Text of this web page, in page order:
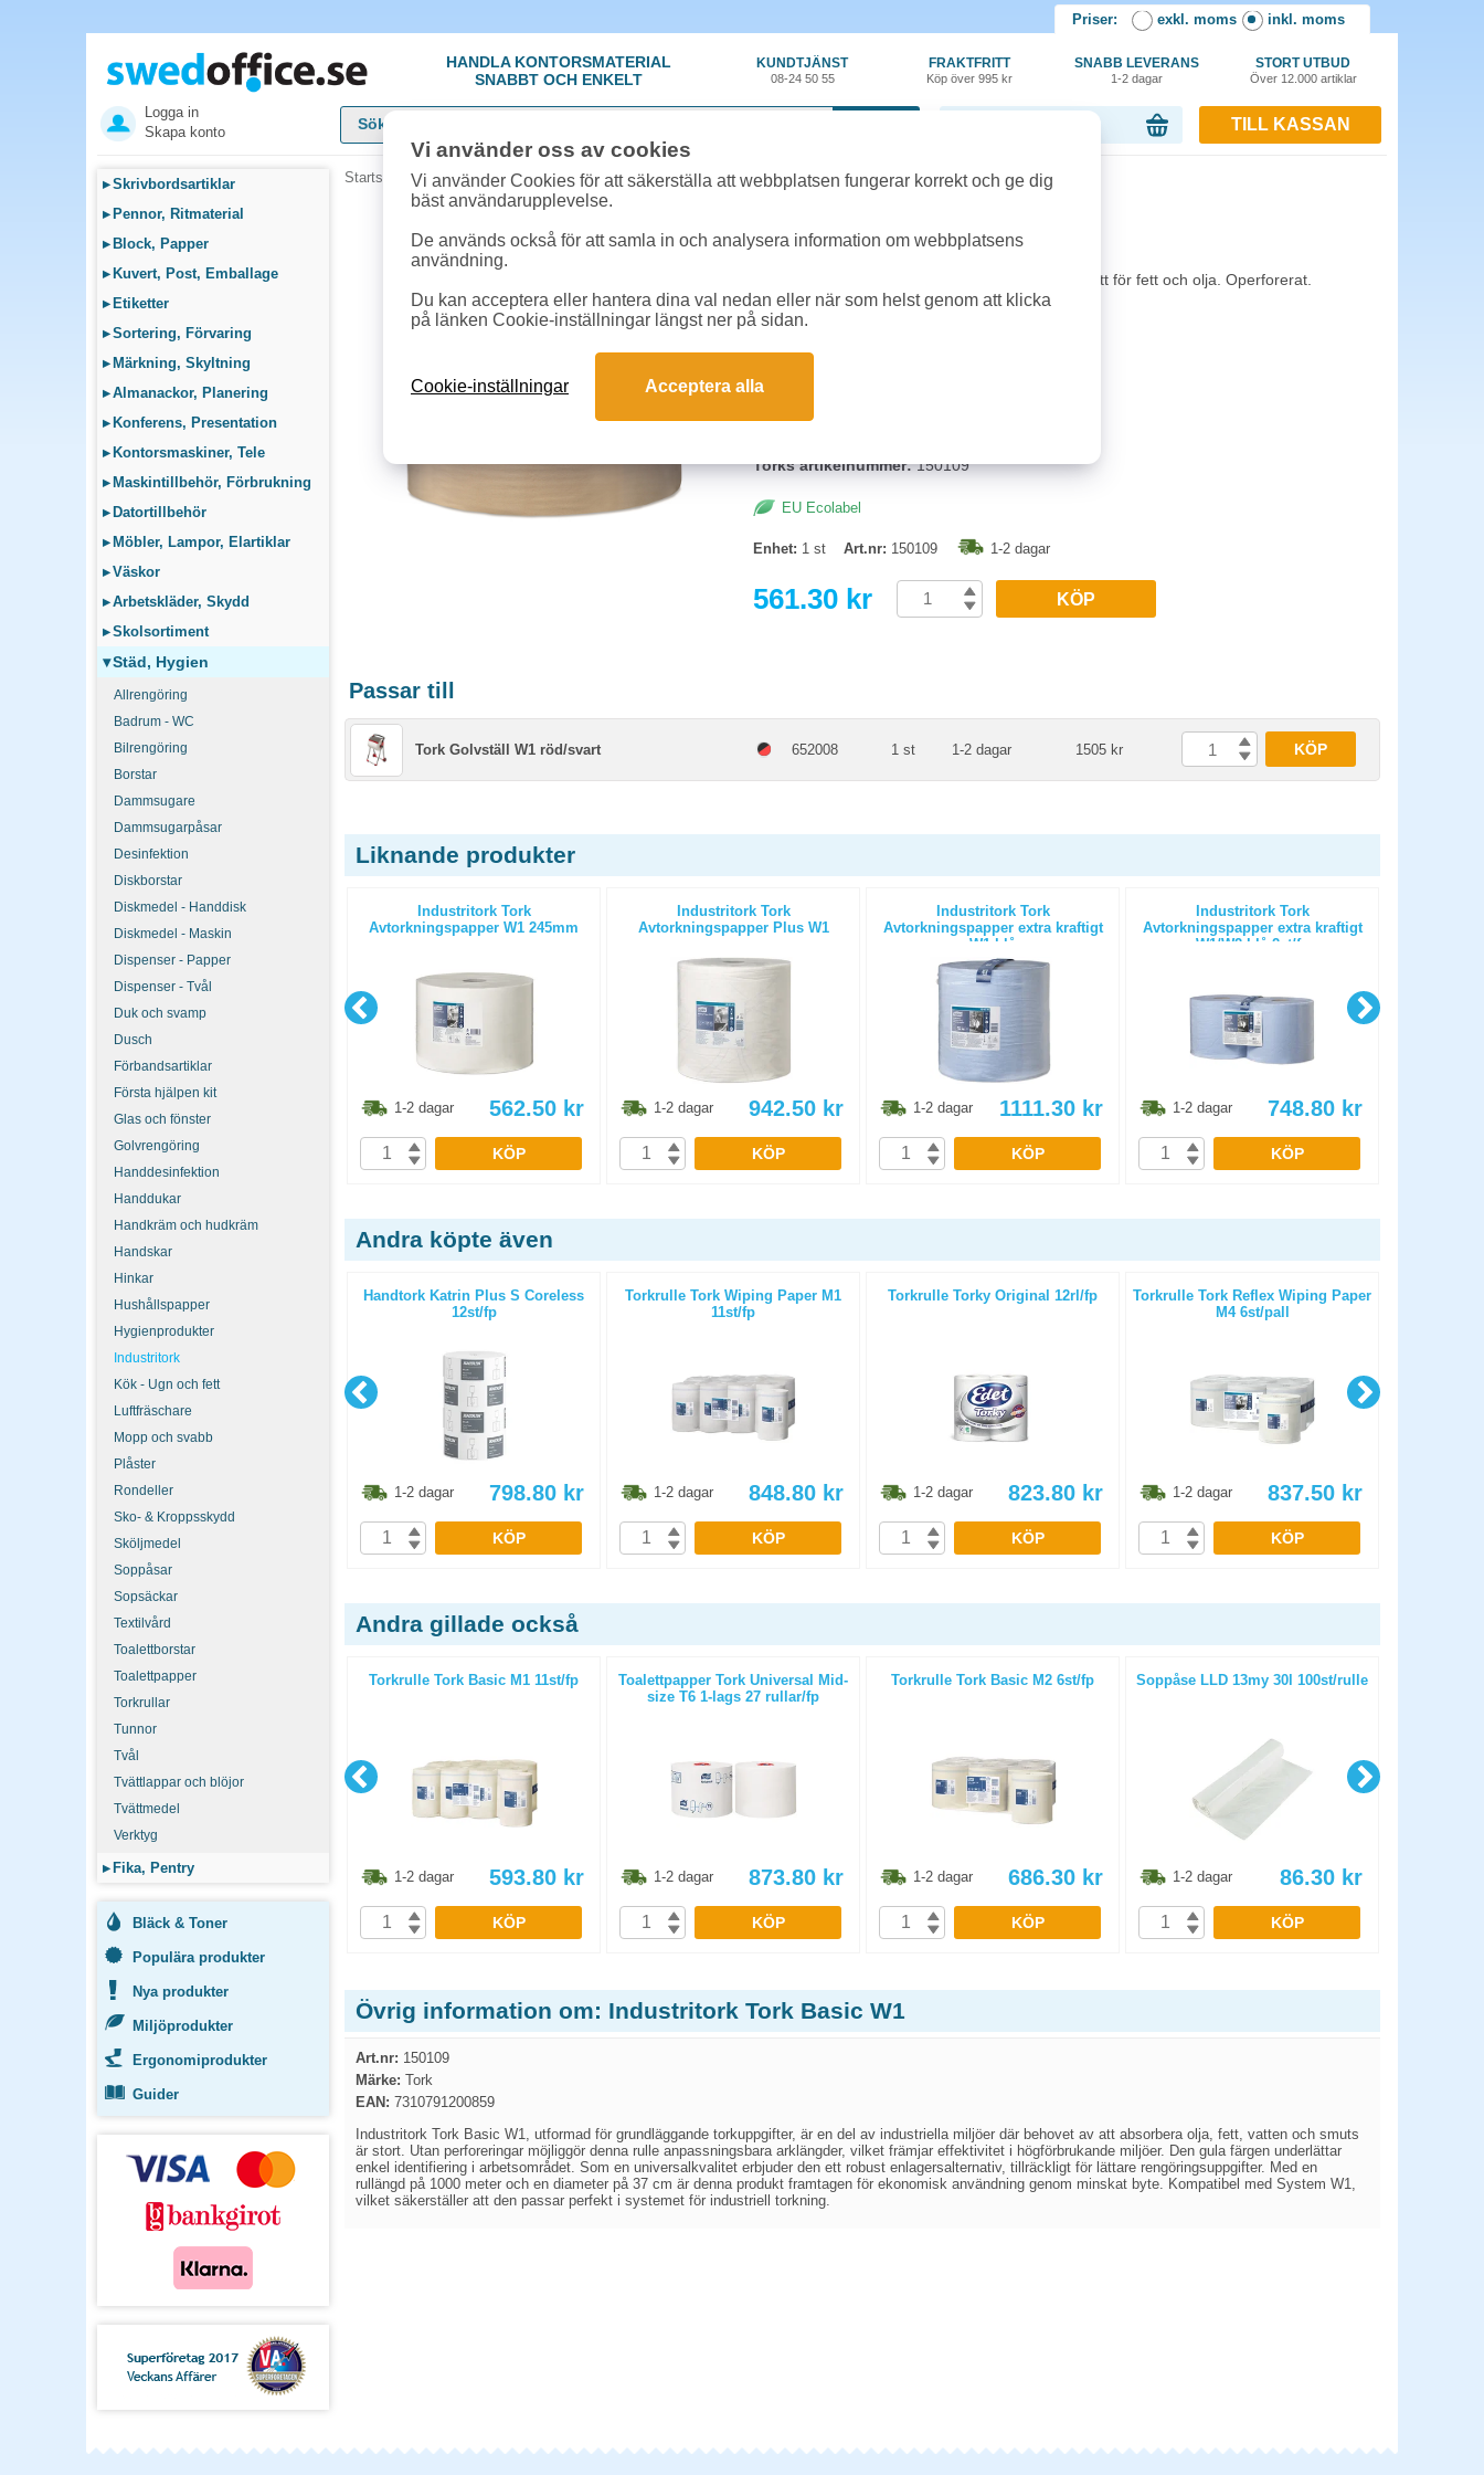
Priser: exkl. moms inkl. moms
HANDLA KONTORSMATERIAL
SNABBT OCH ENKELT
KUNDTJÄNST
08-24 50 55
FRAKTFRITT
Köp över 995 kr
SNABB LEVERANS
1-2 dagar
STORT UTBUD
Över 12.000 artiklar
Logga in
Skapa konto
TILL KASSAN
▸Skrivbordsartiklar
▸ Pennor, Ritmaterial
▸ Block, Papper
▸ Kuvert, Post, Emballage
▸ Etiketter
▸Sortering, Förvaring
▸ Märkning, Skyltning
▸Almanackor, Planering
▸ Konferens, Presentation
▸ Kontorsmaskiner, Tele
▸ Maskintillbehör, Förbrukning
▸ Datortillbehör
▸ Möbler, Lampor, Elartiklar
▸Väskor
▸Arbetskläder, Skydd
▸Skolsortiment
▾Städ, Hygien
Allrengöring
Badrum - WC
Bilrengöring
Borstar
Dammsugare
Dammsugarpåsar
Desinfektion
Diskborstar
Diskmedel - Handdisk
Diskmedel - Maskin
Dispenser - Papper
Dispenser - Tvål
Duk och svamp
Dusch
Förbandsartiklar
Första hjälpen kit
Glas och fönster
Golvrengöring
Handdesinfektion
Handdukar
Handkräm och hudkräm
Handskar
Hinkar
Hushållspapper
Hygienprodukter
Industritork
Kök - Ugn och fett
Luftfräschare
Mopp och svabb
Plåster
Rondeller
Sko- & Kroppsskydd
Sköljmedel
Soppåsar
Sopsäckar
Textilvård
Toalettborstar
Toalettpapper
Torkrullar
Tunnor
Tvål
Tvättlappar och blöjor
Tvättmedel
Verktyg
▸ Fika, Pentry
Bläck & Toner
Populära produkter
Nya produkter
Miljöprodukter
Ergonomiprodukter
Guider
Startsida »Städ, Hygien»Industritork»Industritork Tork Basic W1
Industritork Tork Basic W1
Grovt papper för enklare avtorkning. Särskilt avsett för fett och olja. Operforerat.
System:
Lager:1
Diameter:
Vikt:9,2kg
Torks artikelnummer:150109
EU Ecolabel
Enhet: 1 st Art.nr: 150109 1-2 dagar
561.30 kr KÖP
Passar till
Tork Golvställ W1 röd/svart 652008 1 st 1-2 dagar 1505 kr KÖP
Liknande produkter
Rengöringsduk Tork W8 Slitstark
vit 50st/fp
Industritork Tork
Avtorkningspapper W1 245mm
1-2 dagar 562.50 kr
KÖP
Industritork Tork
Avtorkningspapper Plus W1
1-2 dagar 942.50 kr
KÖP
Industritork Tork
Avtorkningspapper extra kraftigt
W1 blå
1-2 dagar 1111.30 kr
KÖP
Industritork Tork
Avtorkningspapper extra kraftigt
W1/W2 blå 2st/fp
1-2 dagar 748.80 kr
KÖP
Andra köpte även
Kopieringspapper Nordic Office A4
OHÅLAT 80g 5x500st/kartong
1-2 dagar
Handtork Katrin Plus S Coreless
12st/fp
1-2 dagar 798.80 kr
KÖP
Torkrulle Tork Wiping Paper M1
11st/fp
1-2 dagar 848.80 kr
KÖP
Torkrulle Torky Original 12rl/fp
1-2 dagar 823.80 kr
KÖP
Torkrulle Tork Reflex Wiping Paper
M4 6st/pall
1-2 dagar 837.50 kr
KÖP
Andra gillade också
Sopsäck 125l PE 0,04mm svart
1-2 dagar
Torkrulle Tork Basic M1 11st/fp
1-2 dagar 593.80 kr
KÖP
Toalettpapper Tork Universal Mid-
size T6 1-lags 27 rullar/fp
1-2 dagar 873.80 kr
KÖP
Torkrulle Tork Basic M2 6st/fp
1-2 dagar 686.30 kr
KÖP
Soppåse LLD 13my 30l 100st/rulle
1-2 dagar 86.30 kr
KÖP
Övrig information om: Industritork Tork Basic W1
Art.nr: 150109
Märke: Tork
EAN: 7310791200859
Industritork Tork Basic W1, utformad för grundläggande torkuppgifter, är en del av industriella miljöer där behovet av att absorbera olja, fett, vatten och smuts
är stort. Utan perforeringar möjliggör denna rulle anpassningsbara arklängder, vilket främjar effektivitet i högförbrukande miljöer. Den gula färgen underlättar
enkel identifiering i arbetsområdet. Som en universalkvalitet erbjuder den ett robust enlagersalternativ, tillräckligt för lättare rengöringsuppgifter. Med en
rullängd på 1000 meter och en diameter på 37 cm är denna produkt framtagen för ekonomisk användning genom minskat byte. Kompatibel med System W1,
vilket säkerställer att den passar perfekt i systemet för industriell torkning.
Vi använder oss av cookies
Vi använder Cookies för att säkerställa att webbplatsen fungerar korrekt och ge dig
bäst användarupplevelse.
De används också för att samla in och analysera information om webbplatsens
användning.
Du kan acceptera eller hantera dina val nedan eller när som helst genom att klicka
på länken Cookie-inställningar längst ner på sidan.
Cookie-inställningar Acceptera alla